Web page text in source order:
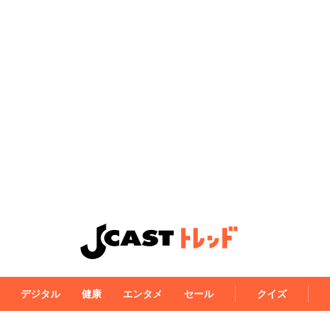
デジタル 健康 エンタメ セール クイズ